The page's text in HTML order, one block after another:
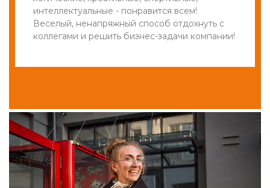
интеллектуальные - понравится всем!
Веселый, ненапряжный способ отдохнуть с
коллегами и решить бизнес-задачи компании!